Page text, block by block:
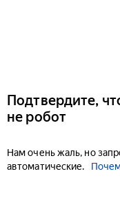
Подтвердите,
не робот
Нам очень жаль, но
автоматические.